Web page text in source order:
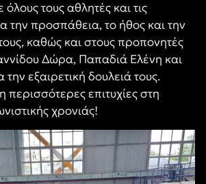
τους αθλητές και τις
την προσπάθεια, το ήθος και την
καθώς και στους προπονητές
Δώρα, Παπαδιά Ελένη και
εξαιρετική δουλειά τους.
επιτυχίες στη
χρονιάς!